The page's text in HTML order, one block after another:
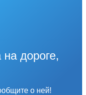
дороге,
о ней!